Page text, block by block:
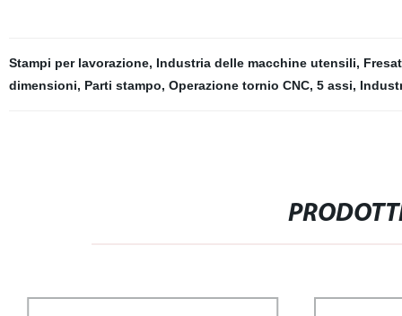
Stampi per lavorazione, Industria delle macchine utensili,
dimensioni, Parti stampo, Operazione tornio CNC, 5 assi,